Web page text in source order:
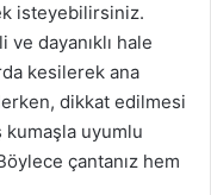
isteyebilirsiniz.
ve dayanıklı hale
kesilerek ana
dikkat edilmesi
kumaşla uyumlu
çantanız hem